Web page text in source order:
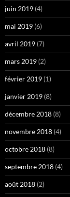
juin 2019 (4)
mai 2019 (6)
avril 2019 (7)
mars 2019 (2)
février 2019 (1)
janvier 2019 (8)
décembre 2018 (8)
novembre 2018 (4)
octobre 2018 (8)
septembre 2018 (4)
août 2018 (2)